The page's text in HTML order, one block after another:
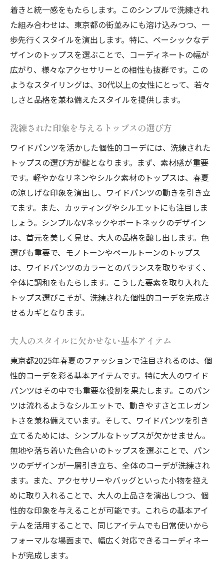
着きと統一感をもたらします。このシンプルで洗練され
た組み合わせは、東京都の街並みにも溶け込みつつ、一
歩先行くスタイルを演出します。特に、ベーシックなデ
ザインのトップスを選ぶことで、コーディネートの幅が
広がり、様々なアクセサリーとの相性も抜群です。この
ようなスタイリングは、30代以上の女性にとって、若々
しさと品格を兼ね備えたスタイルを提供します。
洗練された印象を与えるトップスの選び方
ワイドパンツを活かした個性的コーデには、洗練された
トップスの選び方が鍵となります。まず、素材感が重要
です。軽やかなリネンやシルク素材のトップスは、春夏
の涼しげな印象を演出し、ワイドパンツの動きを引き立
てます。また、カッティングやシルエットにも注目しま
しょう。シンプルなVネックやボートネックのデザイン
は、首元を美しく見せ、大人の品格を醸し出します。色
選びも重要で、モノトーンやペールトーンのトップス
は、ワイドパンツのカラーとのバランスを取りやすく、
全体に調和をもたらします。こうした要素を取り入れた
トップス選びこそが、洗練された個性的コーデを完成さ
せるカギとなります。
大人のスタイルに欠かせない基本アイテム
東京都2025年春夏のファッションで注目されるのは、個
性的コーデを彩る基本アイテムです。特に大人のワイド
パンツはその中でも重要な役割を果たします。このパン
ツは流れるようなシルエットで、動きやすさとエレガン
トさを兼ね備えています。そして、ワイドパンツを引き
立てるためには、シンプルなトップスが欠かせません。
無地や落ち着いた色合いのトップスを選ぶことで、パン
ツのデザインが一層引き立ち、全体のコーデが洗練され
ます。また、アクセサリーやバッグといった小物を控え
めに取り入れることで、大人の上品さを演出しつつ、個
性的な印象を与えることが可能です。これらの基本アイ
テムを活用することで、同じアイテムでも日常使いから
フォーマルな場面まで、幅広く対応できるコーディネー
トが完成します。